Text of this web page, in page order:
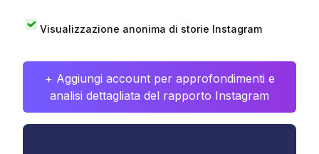
Visualizzazione anonima di storie Instagram
+ Aggiungi account per approfondimenti e
analisi dettagliata del rapporto Instagram